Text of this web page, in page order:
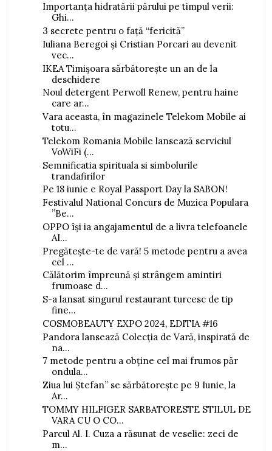
Importanța hidratării părului pe timpul verii:
Ghi...
3 secrete pentru o față “fericită”
Iuliana Beregoi și Cristian Porcari au devenit
vec...
IKEA Timișoara sărbătorește un an de la
deschidere
Noul detergent Perwoll Renew, pentru haine
care ar...
Vara aceasta, în magazinele Telekom Mobile ai
totu...
Telekom Romania Mobile lansează serviciul
VoWiFi (...
Semnificatia spirituala si simbolurile
trandafirilor
Pe 18 iunie e Royal Passport Day la SABON!
Festivalul National Concurs de Muzica Populara
”Be...
OPPO își ia angajamentul de a livra telefoanele
AI...
Pregătește-te de vară! 5 metode pentru a avea
cel ...
Călătorim împreună și strângem amintiri
frumoase d...
S-a lansat singurul restaurant turcesc de tip
fine...
COSMOBEAUTY EXPO 2024, EDITIA #16
Pandora lansează Colecţia de Vară, inspirată de
na...
7 metode pentru a obține cel mai frumos păr
ondula...
Ziua lui Ștefan” se sărbătorește pe 9 Iunie, la
Ar...
TOMMY HILFIGER SARBATORESTE STILUL DE
VARA CU O CO...
Parcul Al. I. Cuza a răsunat de veselie: zeci de
m...